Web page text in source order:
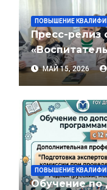
ПОВЫШЕНИЕ
Пресс-релиз
Рыбницком
МАЙ 15, 2026
ПОВЫШЕНИЕ
Обучение